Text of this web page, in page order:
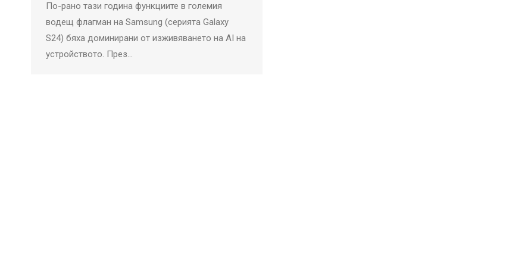
По-рано тази година функциите в големия
водещ флагман на Samsung (серията Galaxy
S24) бяха доминирани от изживяването на AI на
устройството. През…